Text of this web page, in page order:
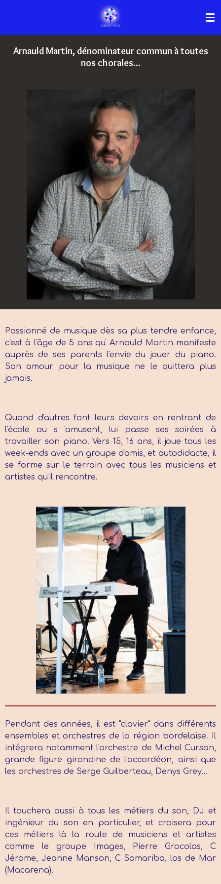
contenu
principal
Arnauld Martin, dénominateur commun à toutes
nos chorales...
Passionné de musique dès sa plus tendre enfance,
c'est à l'âge de 5 ans qu' Arnauld Martin manifeste
auprès de ses parents l'envie du jouer du piano.
Son amour pour la musique ne le quittera plus
jamais.
Quand d'autres font leurs devoirs en rentrant de
l'école ou s 'amusent, lui passe ses soirées à
travailler son piano. Vers 15, 16 ans, il joue tous les
week-ends avec un groupe d'amis, et autodidacte, il
se forme sur le terrain avec tous les musiciens et
artistes qu'il rencontre.
Pendant des années, il est "clavier" dans différents
ensembles et orchestres de la région bordelaise. Il
intégrera notamment l'orchestre de Michel Cursan,
grande figure girondine de l'accordéon, ainsi que
les orchestres de Serge Guilberteau, Denys Grey...
Il touchera aussi à tous les métiers du son, DJ et
ingénieur du son en particulier, et croisera pour
ces métiers là la route de musiciens et artistes
comme le groupe Images, Pierre Grocolas, C
Jérome, Jeanne Manson, C Somariba, los de Mar
(Macarena).